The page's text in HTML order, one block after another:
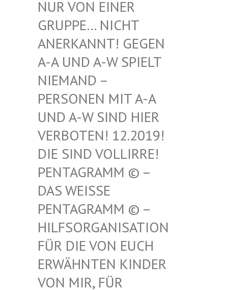
VON EINER GRU
PPE… NICHT ANE
RKANNT! GEGEN A-A
UND A-W SPIELT NIE
MAND – PER
SONEN MIT A-A UND
A-W SIND HIER VER
BOTEN! 12.2019! DIE
SIND VOLLIRRE! PEN
TAGRAMM © – DAS
WEISSE PENT
AGRAMM © – HILF
SORGANISATION FÜR
DIE VON EUCH ERWÄ
HNTEN KINDER VON
MIR, FÜR ILLE